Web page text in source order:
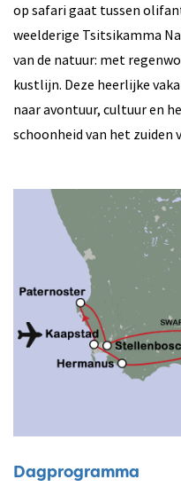
op safari gaat tussen
weelderige Tsitsikamma
van de natuur: met
kustlijn. Deze heerlijke
naar avontuur, cultuur en
schoonheid van het zuiden
Dagprogramma